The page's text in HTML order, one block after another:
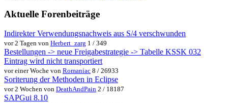
Aktuelle Forenbeiträge
Indirekter Verwendungsnachweis aus S/4 verschwunden
vor 2 Tagen von Herbert_zarg 1 / 349
Bestellungen -> neue Freigabestrategie -> Tabelle KSSK 032
Eintrag wird nicht transportiert
vor einer Woche von Romaniac 8 / 26933
Soriterung der Methoden in Eclipse
vor 2 Wochen von DeathAndPain 2 / 18187
SAPGui 8.10